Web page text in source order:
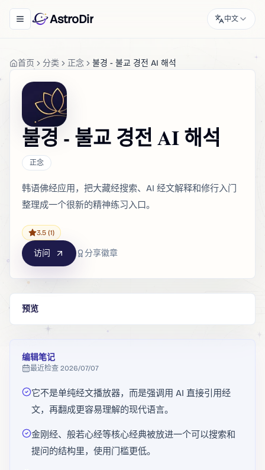
Toggle navigation menu
AstroDir 中文
首页 分类 正念 불경 - 불교 경전 AI 해석
불경 - 불교 경전 AI 해석
正念
韩语佛经应用，把大藏经搜索、AI 经文解释和修行入门
整理成一个很新的精神练习入口。
3.5 (1)
访问 分享徽章
预览
编辑笔记
最近检查 2026/07/07
它不是单纯经文播放器，而是强调用 AI 直接引用经
文，再翻成更容易理解的现代语言。
金刚经、般若心经等核心经典被放进一个可以搜索和
提问的结构里，使用门槛更低。